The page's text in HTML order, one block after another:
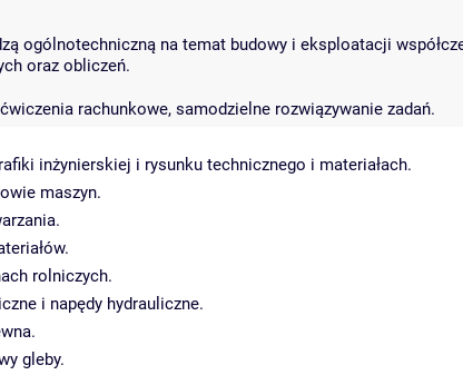
ogólnotechniczną na temat budowy i eksploatacji
oraz obliczeń.
rachunkowe, samodzielne rozwiązywanie zadań.
inżynierskiej i rysunku technicznego i materiałach.
maszyn.
rolniczych.
i napędy hydrauliczne.
gleby.